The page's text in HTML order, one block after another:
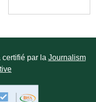
par la Journalism